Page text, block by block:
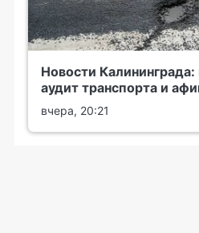
Новости Калининграда:
аудит транспорта и
вчера, 20:21